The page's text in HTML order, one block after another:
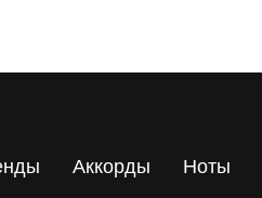
Аккорды Ноты